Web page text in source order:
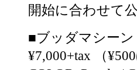
開始に合わせて
■ブッダマシー
¥7,000+tax （